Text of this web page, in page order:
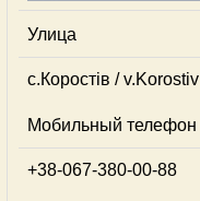
Улица
с.Коростів / v.Korostiv
Мобильный телефон
+38-067-380-00-88